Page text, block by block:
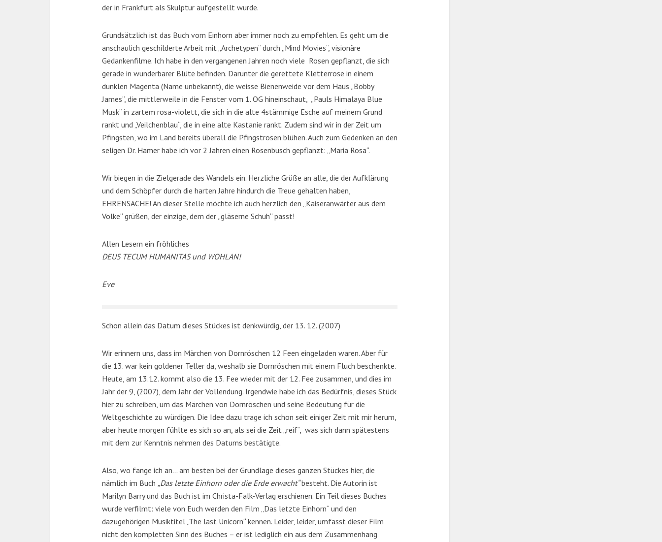
der in Frankfurt als Skulptur aufgestellt wurde.
Grundsätzlich ist das Buch vom Einhorn aber immer noch zu empfehlen. Es geht um die
anschaulich geschilderte Arbeit mit „Archetypen“ durch „Mind Movies“, visionäre
Gedankenfilme. Ich habe in den vergangenen Jahren noch viele Rosen gepflanzt, die sich
gerade in wunderbarer Blüte befinden. Darunter die gerettete Kletterrose in einem
dunklen Magenta (Name unbekannt), die weisse Bienenweide vor dem Haus „Bobby
James“, die mittlerweile in die Fenster vom 1. OG hineinschaut, „Pauls Himalaya Blue
Musk“ in zartem rosa-violett, die sich in die alte 4stämmige Esche auf meinem Grund
rankt und „Veilchenblau“, die in eine alte Kastanie rankt. Zudem sind wir in der Zeit um
Pfingsten, wo im Land bereits überall die Pfingstrosen blühen. Auch zum Gedenken an den
seligen Dr. Hamer habe ich vor 2 Jahren einen Rosenbusch gepflanzt: „Maria Rosa“.
Wir biegen in die Zielgerade des Wandels ein. Herzliche Grüße an alle, die der Aufklärung
und dem Schöpfer durch die harten Jahre hindurch die Treue gehalten haben,
EHRENSACHE! An dieser Stelle möchte ich auch herzlich den „Kaiseranwärter aus dem
Volke“ grüßen, der einzige, dem der „gläserne Schuh“ passt!
Allen Lesern ein fröhliches
DEUS TECUM HUMANITAS und WOHLAN!
Eve
Schon allein das Datum dieses Stückes ist denkwürdig, der 13. 12. (2007)
Wir erinnern uns, dass im Märchen von Dornröschen 12 Feen eingeladen waren. Aber für
die 13. war kein goldener Teller da, weshalb sie Dornröschen mit einem Fluch beschenkte.
Heute, am 13.12. kommt also die 13. Fee wieder mit der 12. Fee zusammen, und dies im
Jahr der 9, (2007), dem Jahr der Vollendung. Irgendwie habe ich das Bedürfnis, dieses Stück
hier zu schreiben, um das Märchen von Dornröschen und seine Bedeutung für die
Weltgeschichte zu würdigen. Die Idee dazu trage ich schon seit einiger Zeit mit mir herum,
aber heute morgen fühlte es sich so an, als sei die Zeit „reif“, was sich dann spätestens
mit dem zur Kenntnis nehmen des Datums bestätigte.
Also, wo fange ich an… am besten bei der Grundlage dieses ganzen Stückes hier, die
nämlich im Buch „Das letzte Einhorn oder die Erde erwacht“besteht. Die Autorin ist
Marilyn Barry und das Buch ist im Christa-Falk-Verlag erschienen. Ein Teil dieses Buches
wurde verfilmt: viele von Euch werden den Film „Das letzte Einhorn“ und den
dazugehörigen Musiktitel „The last Unicorn“ kennen. Leider, leider, umfasst dieser Film
nicht den kompletten Sinn des Buches – er ist lediglich ein aus dem Zusammenhang